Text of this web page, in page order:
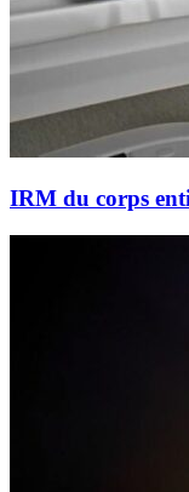
IRM du corps